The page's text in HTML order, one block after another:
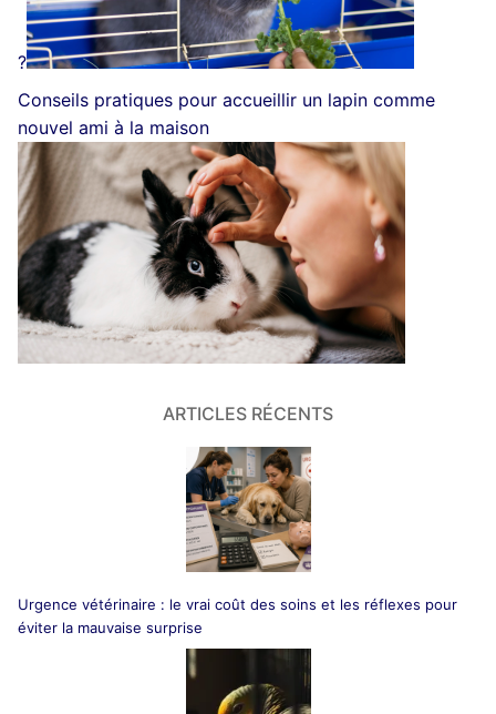
?
Conseils pratiques pour accueillir un lapin comme
nouvel ami à la maison
ARTICLES RÉCENTS
Urgence vétérinaire : le vrai coût des soins et les réflexes pour
éviter la mauvaise surprise